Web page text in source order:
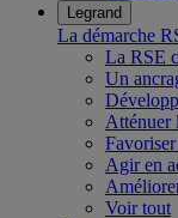
Legrand
La démarche
La RSE
Un
Atténuer
Agir en
Voir tout